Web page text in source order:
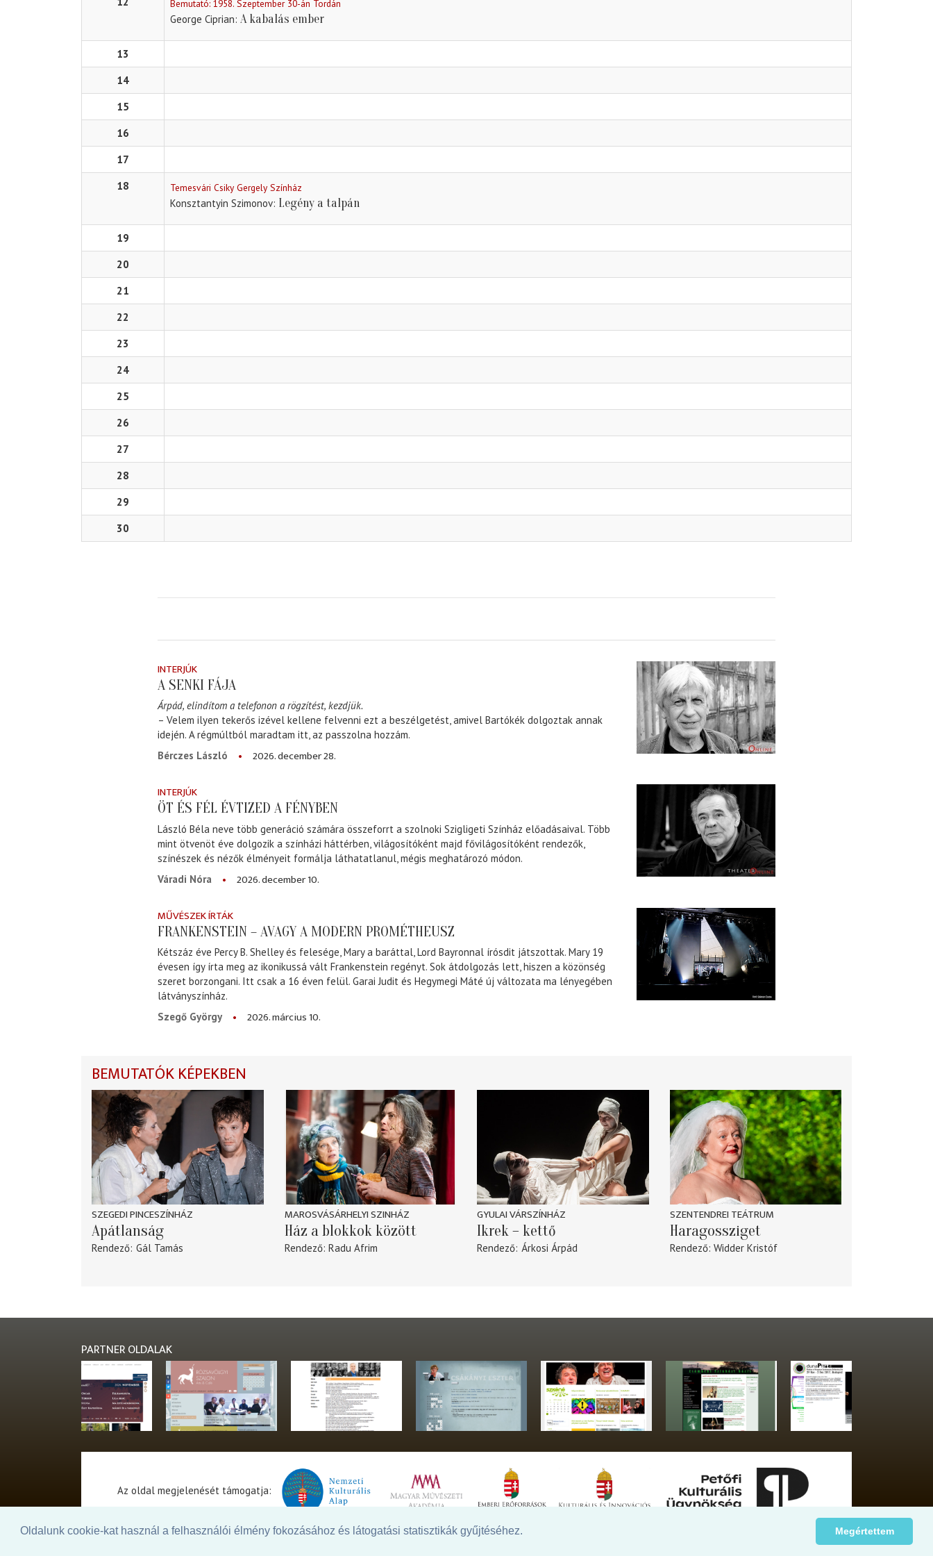
Oldalunk cookie-kat használ a felhasználói élmény fokozásához és látogatási statisztikák gyűjtéséhez. Megértettem
Bemutató: 1958. Szeptember 30-án Tordán
George Ciprian A kabalás ember
13
14
15
16
17
18
Temesvári Csiky Gergely Színház
Konsztantyin Szimonov Legény a talpán
19
20
21
22
23
24
25
26
27
28
29
30
INTERJÚK
A SENKI FÁJA
Árpád, elindítom a telefonon a rögzítést, kezdjük.
– Velem ilyen tekerős izével kellene felvenni ezt a beszélgetést, amivel Bartókék dolgoztak annak
idején. A régmúltból maradtam itt, az passzolna hozzám.
Bérczes László
2026. december 28.
INTERJÚK
ÖT ÉS FÉL ÉVTIZED A FÉNYBEN
László Béla neve több generáció számára összeforrt a szolnoki Szigligeti Színház előadásaival. Több
mint ötvenöt éve dolgozik a színházi háttérben, világosítóként majd fővilágosítóként rendezők,
színészek és nézők élményeit formálja láthatatlanul, mégis meghatározó módon.
Váradi Nóra
2026. december 10.
MŰVÉSZEK ÍRTÁK
FRANKENSTEIN – AVAGY A MODERN PROMÉTHEUSZ
Kétszáz éve Percy B. Shelley és felesége, Mary a baráttal, Lord Bayronnal írósdit játszottak. Mary 19
évesen így írta meg az ikonikussá vált Frankenstein regényt. Sok átdolgozás lett, hiszen a közönség
szeret borzongani. Itt csak a 16 éven felül. Garai Judit és Hegymegi Máté új változata ma lényegében
látványszínház.
Szegő György
2026. március 10.
BEMUTATÓK KÉPEKBEN
SZEGEDI PINCESZÍNHÁZ
Apátlanság
Rendező Gál Tamás
MAROSVÁSÁRHELYI SZINHÁZ
Ház a blokkok között
Rendező Radu Afrim
GYULAI VÁRSZÍNHÁZ
Ikrek – kettő
Rendező Árkosi Árpád
SZENTENDREI TEÁTRUM
Haragossziget
Rendező Widder Kristóf
PARTNER OLDALAK
Az oldal megjelenését támogatja: